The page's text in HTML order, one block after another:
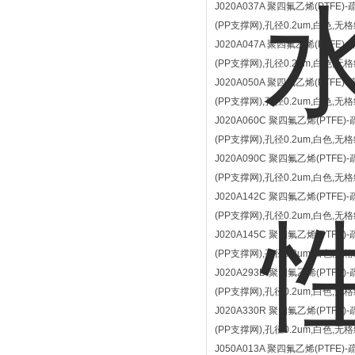
J020A037A 聚四氟乙烯(PTFE)-
(PP支撑网),孔径0.2um,白色,无
J020A047A 聚四氟乙烯(PTFE)-
(PP支撑网),孔径0.2um,白色,无
J020A050A 聚四氟乙烯(PTFE)-
(PP支撑网),孔径0.2um,白色,无
J020A060C 聚四氟乙烯(PTFE)-
(PP支撑网),孔径0.2um,白色,无
J020A090C 聚四氟乙烯(PTFE)-
(PP支撑网),孔径0.2um,白色,无
J020A142C 聚四氟乙烯(PTFE)-
(PP支撑网),孔径0.2um,白色,无
J020A145C 聚四氟乙烯(PTFE)-
(PP支撑网),孔径0.2um,白色,无
J020A293D 聚四氟乙烯(PTFE)-
(PP支撑网),孔径0.2um,白色,无
J020A330R 聚四氟乙烯(PTFE)-
(PP支撑网),孔径0.2um,白色,无
J050A013A 聚四氟乙烯(PTFE)-